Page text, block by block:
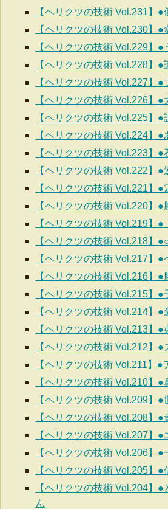
【ヘリクツの技術 Vol.231】●
【ヘリクツの技術 Vol.230】●
【ヘリクツの技術 Vol.229】●
【ヘリクツの技術 Vol.228】●
【ヘリクツの技術 Vol.227】●
【ヘリクツの技術 Vol.226】●
【ヘリクツの技術 Vol.225】●
【ヘリクツの技術 Vol.224】●
【ヘリクツの技術 Vol.223】●
【ヘリクツの技術 Vol.222】●
【ヘリクツの技術 Vol.221】●
【ヘリクツの技術 Vol.220】●
【ヘリクツの技術 Vol.219】
【ヘリクツの技術 Vol.218】
【ヘリクツの技術 Vol.217】●
【ヘリクツの技術 Vol.216】
【ヘリクツの技術 Vol.215】●
【ヘリクツの技術 Vol.214】●
【ヘリクツの技術 Vol.213】●
【ヘリクツの技術 Vol.212】●
【ヘリクツの技術 Vol.211】●
【ヘリクツの技術 Vol.210】●
【ヘリクツの技術 Vol.209】●
【ヘリクツの技術 Vol.208】●
【ヘリクツの技術 Vol.207】●
【ヘリクツの技術 Vol.206】
【ヘリクツの技術 Vol.205】●
【ヘリクツの技術 Vol.204】
ん